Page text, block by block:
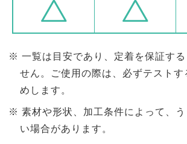
一覧は目安であり、定着を保証する
せん。ご使用の際は、必ずテストす
めします。
素材や形状、加工条件によって、
い場合があります。